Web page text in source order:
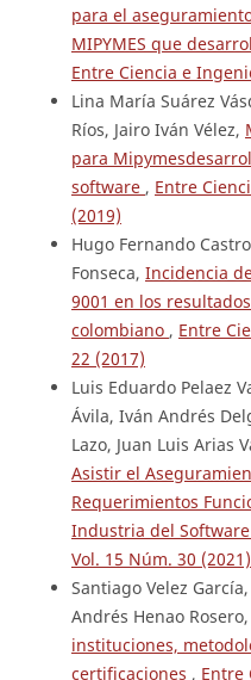
para el
MIPYMES que
Entre Ciencia e
Lina María Suárez
Ríos, Jairo Iván Vélez,
para
software , Entre
(2019)
Hugo Fernando
Fonseca, Incidencia
9001 en los
colombiano , Entre
22 (2017)
Luis Eduardo Pelaez
Ávila, Iván Andrés
Lazo, Juan Luis Arias
Asistir el
Requerimientos
Industria del Software
Vol. 15 Núm. 30 (2021)
Santiago Velez
Andrés Henao Rosero,
instituciones,
certificaciones , Entre